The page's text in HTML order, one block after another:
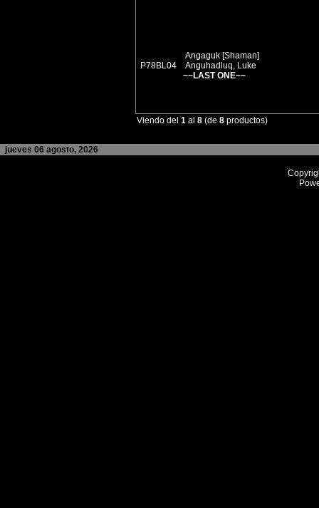
P78BL04
Angaguk [Shaman]
Anguhadluq, Luke
~~LAST ONE~~
Viendo del 1 al 8 (de 8 productos)
jueves 06 agosto, 2026